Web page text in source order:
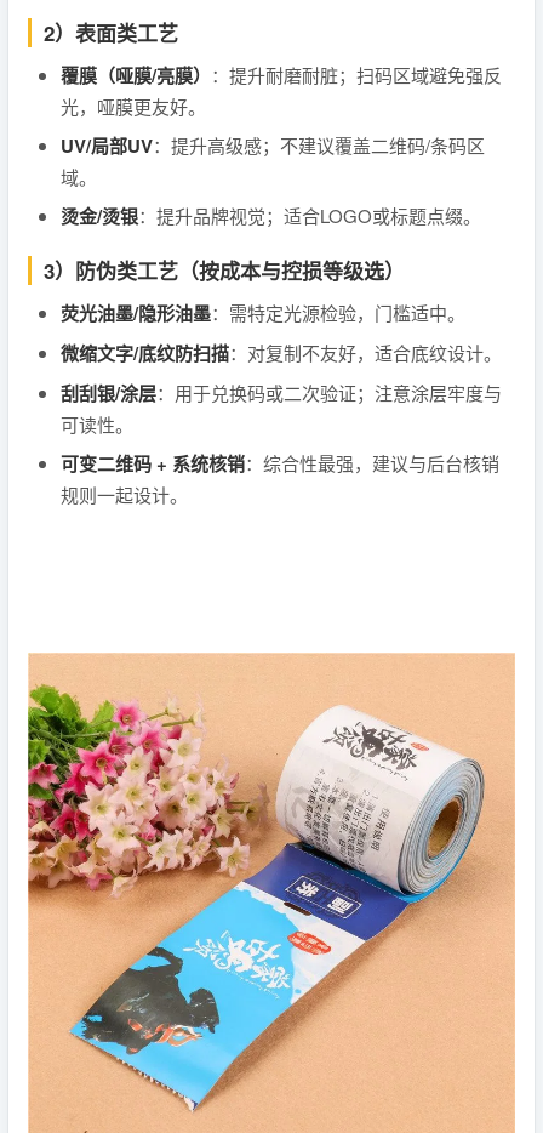
2）表面类工艺
覆膜（哑膜/亮膜） ：提升耐磨耐脏；扫码区域避免强反
光，哑膜更友好。
UV/局部UV：提升高级感；不建议覆盖二维码/条码区
域。
烫金/烫银：提升品牌视觉；适合LOGO或标题点缀。
3）防伪类工艺（按成本与控损等级选）
荧光油墨/隐形油墨：需特定光源检验，门槛适中。
微缩文字/底纹防扫描：对复制不友好，适合底纹设计。
刮刮银/涂层：用于兑换码或二次验证；注意涂层牢度与
可读性。
可变二维码 + 系统核销：综合性最强，建议与后台核销
规则一起设计。